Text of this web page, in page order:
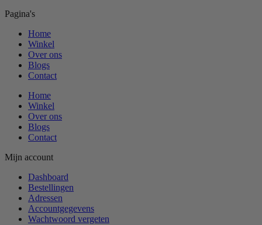
Pagina's
Home
Winkel
Over ons
Blogs
Contact
Home
Winkel
Over ons
Blogs
Contact
Mijn account
Dashboard
Bestellingen
Adressen
Accountgegevens
Wachtwoord vergeten